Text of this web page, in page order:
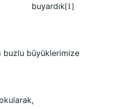
[1]
buzlu büyüklerimize